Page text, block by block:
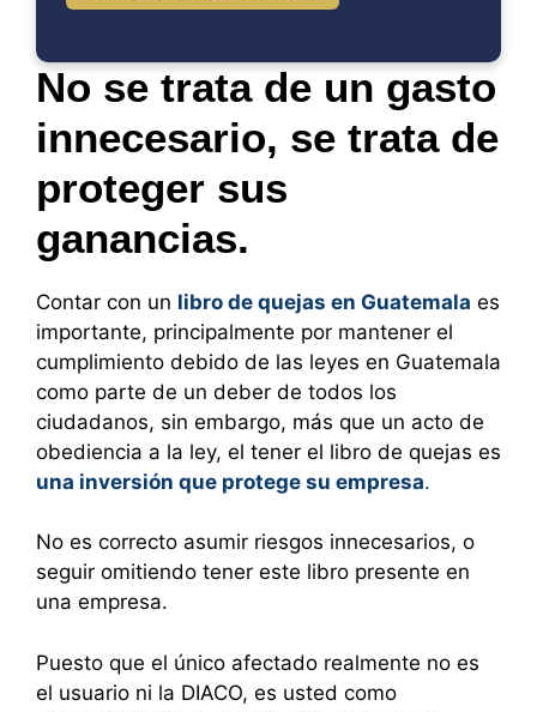
No se trata de un gasto
innecesario, se trata de
proteger sus
ganancias.
Contar con un libro de quejas en Guatemala es
importante, principalmente por mantener el
cumplimiento debido de las leyes en Guatemala
como parte de un deber de todos los
ciudadanos, sin embargo, más que un acto de
obediencia a la ley, el tener el libro de quejas es
una inversión que protege su empresa.
No es correcto asumir riesgos innecesarios, o
seguir omitiendo tener este libro presente en
una empresa.
Puesto que el único afectado realmente no es
el usuario ni la DIACO, es usted como